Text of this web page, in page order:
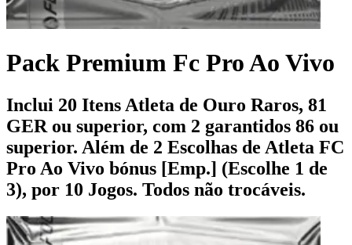
Pack Premium Fc Pro Ao Vivo
Inclui 20 Itens Atleta de Ouro Raros, 81
GER ou superior, com 2 garantidos 86 ou
superior. Além de 2 Escolhas de Atleta FC
Pro Ao Vivo bónus [Emp.] (Escolhe 1 de
3), por 10 Jogos. Todos não trocáveis.